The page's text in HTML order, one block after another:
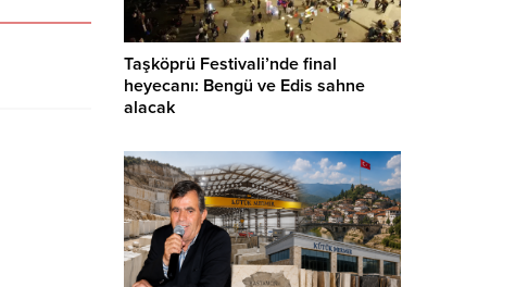
Taşköprü Festivali’nde final
heyecanı: Bengü ve Edis sahne
alacak